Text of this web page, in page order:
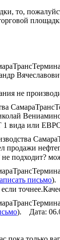
то,
не
вида или
продажи
подходит?
письмо).
). Дата: